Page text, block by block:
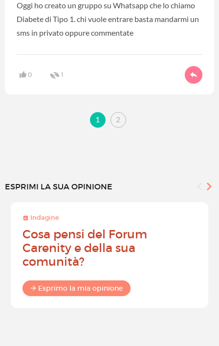
Oggi ho creato un gruppo su Whatsapp che lo chiamo
Diabete di Tipo 1. chi vuole entrare basta mandarmi un
sms in privato oppure commentate
0 1
1 2
ESPRIMI LA SUA OPINIONE
Indagine
Cosa pensi del Forum
Carenity e della sua
comunità?
Esprimo la mia opinione